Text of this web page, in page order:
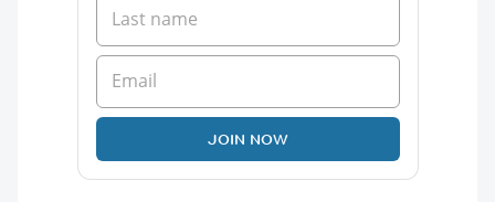
JOIN NOW